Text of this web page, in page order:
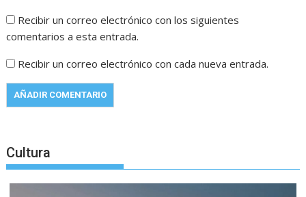
Recibir un correo electrónico con los siguientes
comentarios a esta entrada.
Recibir un correo electrónico con cada nueva entrada.
Cultura